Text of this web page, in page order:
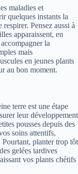
maladies et
quelques instants la
Pensez aussi à
apparaissent, en
la
mais
en jeunes plants
au bon moment.
terre est une étape
leur développement
pousses depuis des
soins attentifs,
Pourtant, planter trop tôt
gelées tardives
vos plants chétifs